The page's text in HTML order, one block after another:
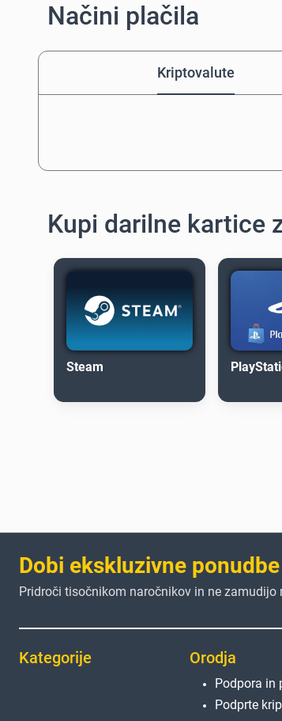
Načini plačila
Kriptovalute
Kupi darilne kartice
Steam
Dobi ekskluzivne
Pridroči tisočnikom naročnikov in ne zamudijo
Kategorije Orodja
Podpora in
Podprte